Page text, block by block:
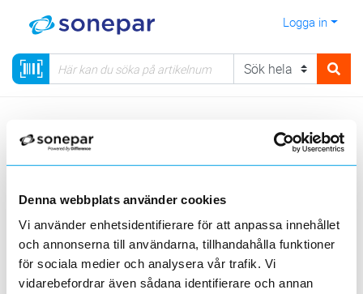
Denna webbplats använder cookies
Vi använder enhetsidentifierare för att anpassa innehållet
och annonserna till användarna, tillhandahålla funktioner
för sociala medier och analysera vår trafik. Vi
vidarebefordrar även sådana identifierare och annan
Logga in
Visa produkter från alla underliggande kategorier